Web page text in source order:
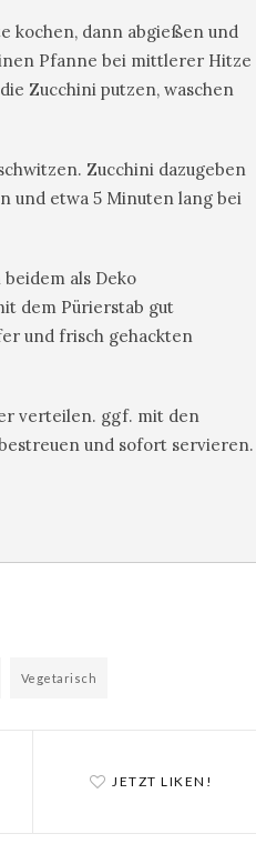
kochen, dann abgießen und
Pfanne bei mittlerer Hitze
Zucchini putzen, waschen
Zucchini dazugeben
und etwa 5 Minuten lang bei
als Deko
dem Pürierstab gut
und frisch gehackten
verteilen. ggf. mit den
und sofort servieren.
Vegetarisch
JETZT LIKEN!